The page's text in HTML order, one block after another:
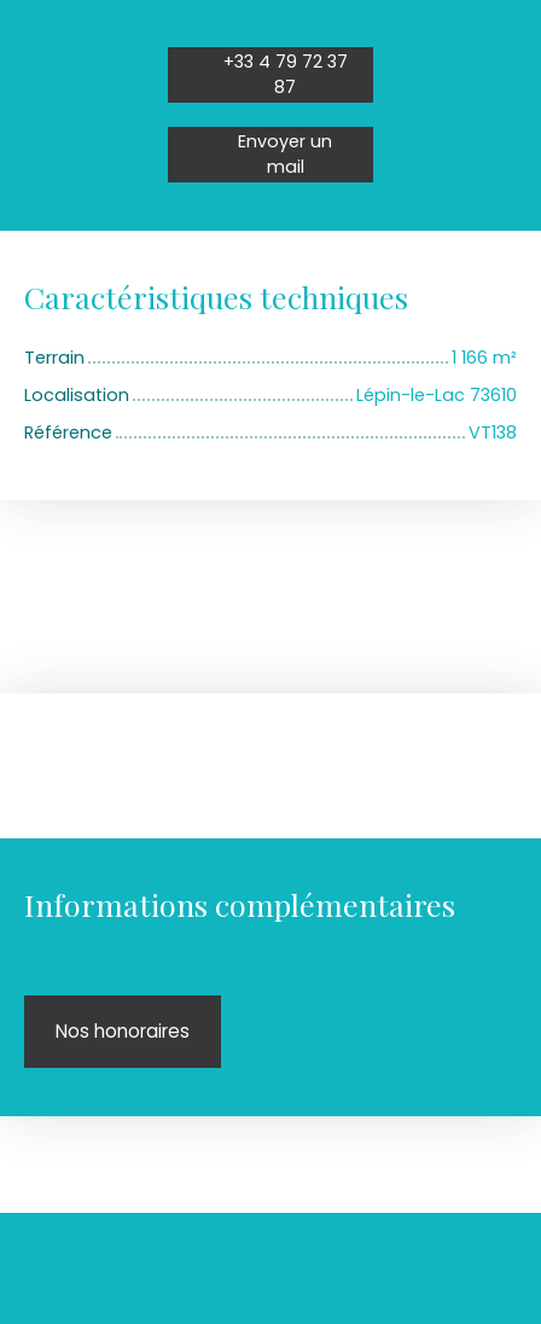
+33 4 79 72 37
87
Envoyer un
mail
Caractéristiques techniques
Terrain 1 166 m²
Localisation
Lépin-le-Lac 73610
Référence
VT138
Informations complémentaires
Nos honoraires